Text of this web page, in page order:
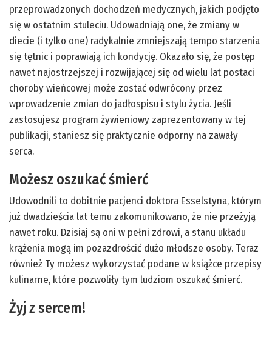
przeprowadzonych dochodzeń medycznych, jakich podjęto
się w ostatnim stuleciu. Udowadniają one, że zmiany w
diecie (i tylko one) radykalnie zmniejszają tempo starzenia
się tętnic i poprawiają ich kondycję. Okazało się, że postęp
nawet najostrzejszej i rozwijającej się od wielu lat postaci
choroby wieńcowej może zostać odwrócony przez
wprowadzenie zmian do jadłospisu i stylu życia. Jeśli
zastosujesz program żywieniowy zaprezentowany w tej
publikacji, staniesz się praktycznie odporny na zawały
serca.
Możesz oszukać śmierć
Udowodnili to dobitnie pacjenci doktora Esselstyna, którym
już dwadzieścia lat temu zakomunikowano, że nie przeżyją
nawet roku. Dzisiaj są oni w pełni zdrowi, a stanu układu
krążenia mogą im pozazdrościć dużo młodsze osoby. Teraz
również Ty możesz wykorzystać podane w książce przepisy
kulinarne, które pozwoliły tym ludziom oszukać śmierć.
Żyj z sercem!